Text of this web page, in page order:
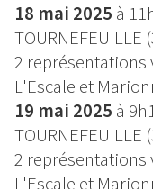
18 mai 2025 à
TOURNEFEUILLE
2 représentations
L'Escale et
19 mai 2025 à
TOURNEFEUILLE
2 représentations
L'Escale et